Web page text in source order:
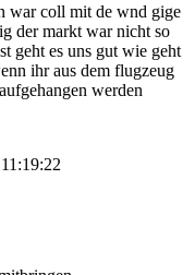
war coll mit de wnd gige
der markt war nicht so
geht es uns gut wie geht
ihr aus dem flugzeug
werden